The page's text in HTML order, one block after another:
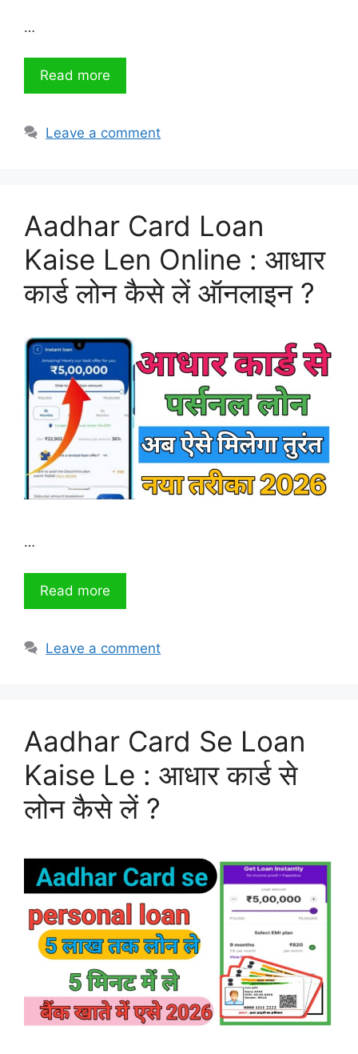
…
Read more
Leave a comment
Aadhar Card Loan
Kaise Len Online : आधार
कार्ड लोन कैसे लें ऑनलाइन ?
…
Read more
Leave a comment
Aadhar Card Se Loan
Kaise Le : आधार कार्ड से
लोन कैसे लें ?